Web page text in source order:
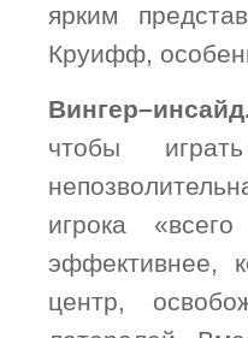
ярким
Круифф,
чтобы
игрока
эффективнее,
центр,